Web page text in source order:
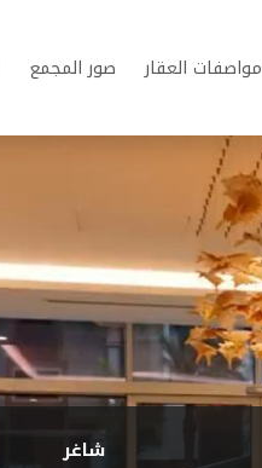
مواصفات العقار صور المجمع
شاغر